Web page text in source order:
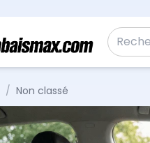
/ Non classé